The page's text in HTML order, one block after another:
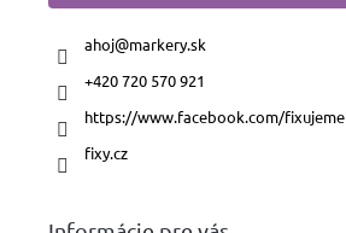
ahoj@markery.sk
+420 720 570 921
https://www.facebook.com/fixujeme
fixy.cz